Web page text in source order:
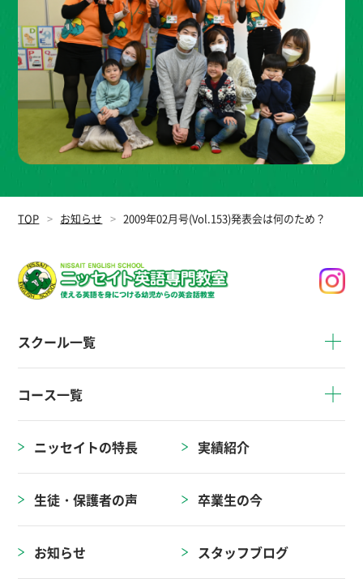
TOP お知らせ 2009年02月号(Vol.153)発表会は何のため？
スクール一覧
コース一覧
ニッセイトの特長 実績紹介
生徒・保護者の声 卒業生の今
お知らせ スタッフブログ